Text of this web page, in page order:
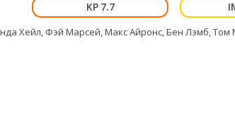
7.7
Хейл, Фэй Марсей, Макс Айронс, Бен Лэмб, Том